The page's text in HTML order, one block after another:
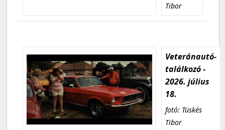
Tibor
Veteránautó-
találkozó -
2026. július
18.
fotó: Tüskés
Tibor